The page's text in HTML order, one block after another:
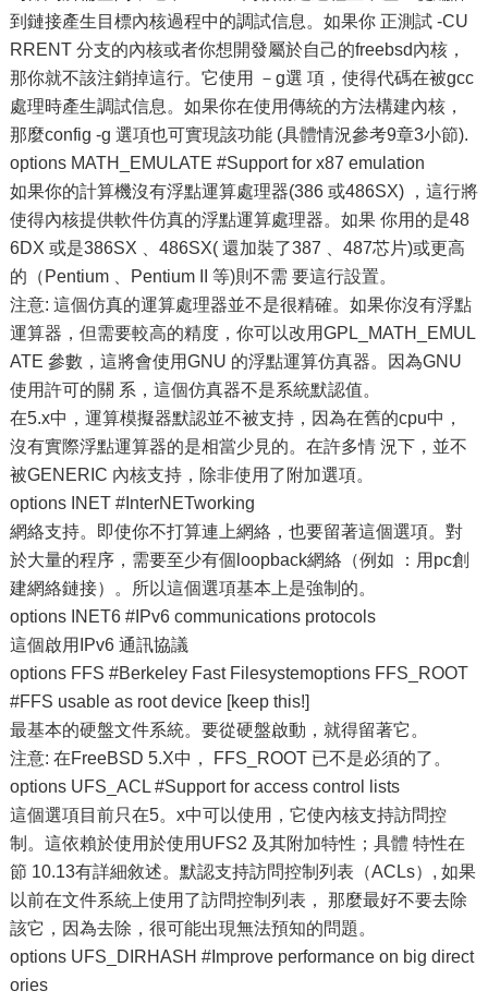
到鏈接產生目標內核過程中的調試信息。如果你 正測試 -CU
RRENT 分支的內核或者你想開發屬於自己的freebsd內核，
那你就不該注銷掉這行。它使用 －g選 項，使得代碼在被gcc
處理時產生調試信息。如果你在使用傳統的方法構建內核，
那麼config -g 選項也可實現該功能 (具體情況參考9章3小節).
options MATH_EMULATE #Support for x87 emulation
如果你的計算機沒有浮點運算處理器(386 或486SX) ，這行將
使得內核提供軟件仿真的浮點運算處理器。如果 你用的是48
6DX 或是386SX 、486SX( 還加裝了387 、487芯片)或更高
的（Pentium 、Pentium II 等)則不需 要這行設置。
注意: 這個仿真的運算處理器並不是很精確。如果你沒有浮點
運算器，但需要較高的精度，你可以改用GPL_MATH_EMUL
ATE 參數，這將會使用GNU 的浮點運算仿真器。因為GNU
使用許可的關 系，這個仿真器不是系統默認值。
在5.x中，運算模擬器默認並不被支持，因為在舊的cpu中，
沒有實際浮點運算器的是相當少見的。在許多情 況下，並不
被GENERIC 內核支持，除非使用了附加選項。
options INET #InterNETworking
網絡支持。即使你不打算連上網絡，也要留著這個選項。對
於大量的程序，需要至少有個loopback網絡（例如 ：用pc創
建網絡鏈接）。所以這個選項基本上是強制的。
options INET6 #IPv6 communications protocols
這個啟用IPv6 通訊協議
options FFS #Berkeley Fast Filesystemoptions FFS_ROOT
#FFS usable as root device [keep this!]
最基本的硬盤文件系統。要從硬盤啟動，就得留著它。
注意: 在FreeBSD 5.X中， FFS_ROOT 已不是必須的了。
options UFS_ACL #Support for access control lists
這個選項目前只在5。x中可以使用，它使內核支持訪問控
制。這依賴於使用於使用UFS2 及其附加特性；具體 特性在
節 10.13有詳細敘述。默認支持訪問控制列表（ACLs）, 如果
以前在文件系統上使用了訪問控制列表， 那麼最好不要去除
該它，因為去除，很可能出現無法預知的問題。
options UFS_DIRHASH #Improve performance on big direct
ories